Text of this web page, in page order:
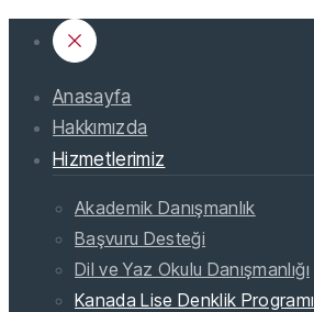
Anasayfa
Hakkımızda
Hizmetlerimiz
Akademik Danışmanlık
Başvuru Desteği
Dil ve Yaz Okulu Danışmanlığı
Kanada Lise Denklik Programı